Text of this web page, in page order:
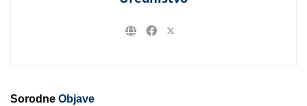
Sorodne Objave